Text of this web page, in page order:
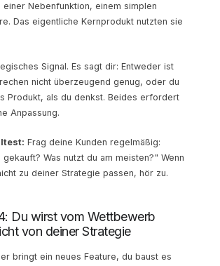
Nebenfunktion, einem simplen
Das eigentliche Kernprodukt nutzten sie
Signal. Es sagt dir: Entweder ist
nicht überzeugend genug, oder du
Produkt, als du denkst. Beides erfordert
Anpassung.
Frag deine Kunden regelmäßig:
gekauft? Was nutzt du am meisten?" Wenn
zu deiner Strategie passen, hör zu.
Du wirst vom Wettbewerb
von deiner Strategie
bringt ein neues Feature, du baust es